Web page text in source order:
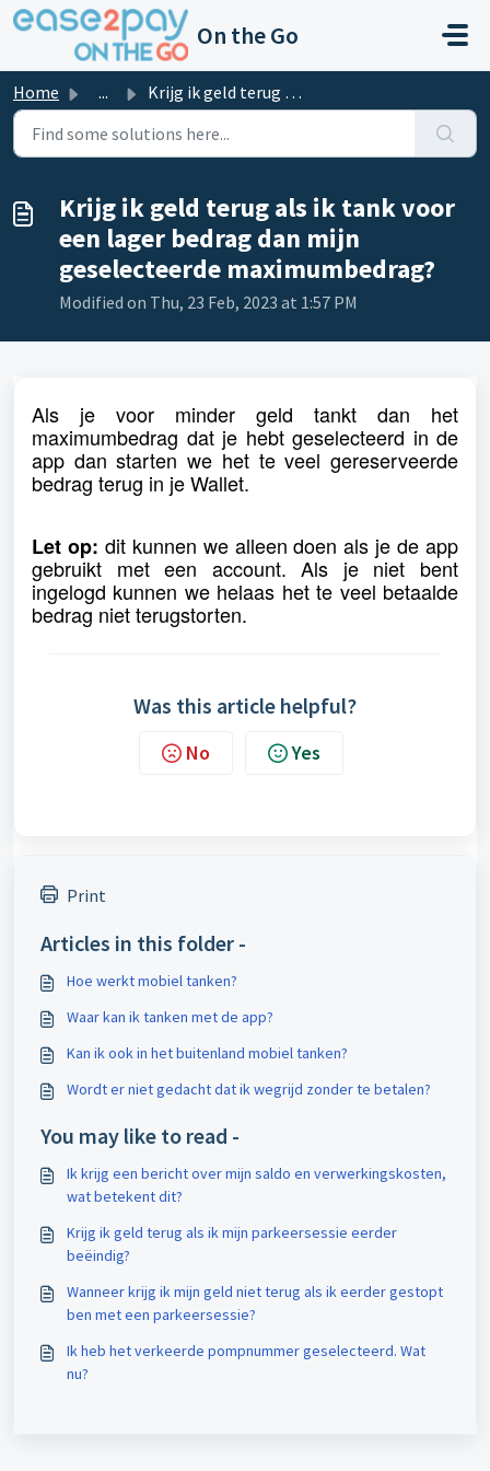
Skip to main content
On the Go
Home ... Krijg ik geld terug als ik tank voor een lager bedrag dan...
Krijg ik geld terug als ik tank voor
een lager bedrag dan mijn
geselecteerde maximumbedrag?
Modified on Thu, 23 Feb, 2023 at 1:57 PM
Als je voor minder geld tankt dan het
maximumbedrag dat je hebt geselecteerd in de
app dan starten we het te veel gereserveerde
bedrag terug in je Wallet.
Let op: dit kunnen we alleen doen als je de app
gebruikt met een account. Als je niet bent
ingelogd kunnen we helaas het te veel betaalde
bedrag niet terugstorten.
Was this article helpful?
No Yes
Print
Articles in this folder -
Hoe werkt mobiel tanken?
Waar kan ik tanken met de app?
Kan ik ook in het buitenland mobiel tanken?
Wordt er niet gedacht dat ik wegrijd zonder te betalen?
You may like to read -
Ik krijg een bericht over mijn saldo en verwerkingskosten,
wat betekent dit?
Krijg ik geld terug als ik mijn parkeersessie eerder
beëindig?
Wanneer krijg ik mijn geld niet terug als ik eerder gestopt
ben met een parkeersessie?
Ik heb het verkeerde pompnummer geselecteerd. Wat
nu?